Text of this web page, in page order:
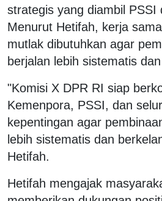
strategis yang diambil PSSI
Menurut Hetifah, kerja
mutlak dibutuhkan agar
berjalan lebih sistematis
"Komisi X DPR RI siap
Kemenpora, PSSI, dan
kepentingan agar
lebih sistematis dan
Hetifah.
Hetifah mengajak